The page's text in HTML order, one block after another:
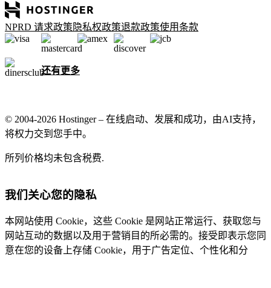
NPRD 请求政策 隐私权政策退款政策使用条款
还有更多
© 2004-2026 Hostinger – 在线启动、发展和成功，由AI支持，
将权力交到您手中。
所列价格均未包含税费.
我们关心您的隐私
本网站使用 Cookie，这些 Cookie 是网站正常运行、获取您与
网站互动的数据以及用于营销目的所必需的。接受即表示您同
意在您的设备上存储 Cookie，用于广告定位、个性化和分